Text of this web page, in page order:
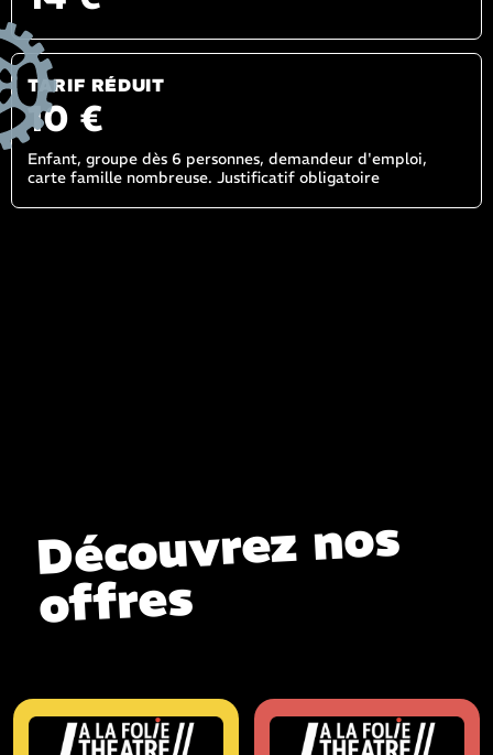
TARIF RÉDUIT
10 €
Enfant, groupe dès 6 personnes, demandeur d'emploi,
carte famille nombreuse. Justificatif obligatoire
Découvrez nos
offres